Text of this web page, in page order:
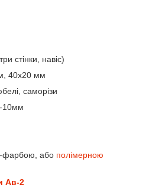
стінки, навіс)
40х20 мм
саморізи
10мм
фарбою, або полімерною
Ав-2